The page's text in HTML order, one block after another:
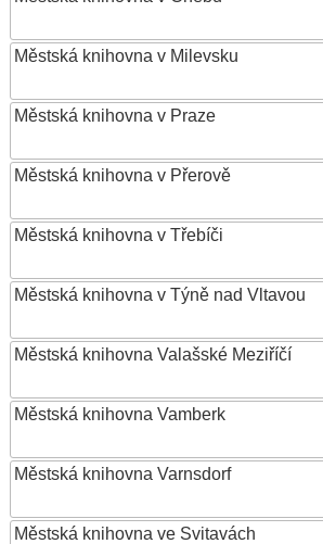
Městská knihovna v Milevsku
Městská knihovna v Praze
Městská knihovna v Přerově
Městská knihovna v Třebíči
Městská knihovna v Týně nad Vltavou
Městská knihovna Valašské Meziříčí
Městská knihovna Vamberk
Městská knihovna Varnsdorf
Městská knihovna ve Svitavách